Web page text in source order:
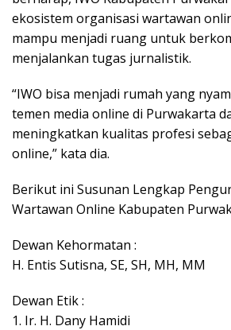
ekosistem organisasi wartawan
mampu menjadi ruang untuk
menjalankan tugas jurnalistik.
“IWO bisa menjadi rumah yang
temen media online di Purwakarta
meningkatkan kualitas profesi
online,” kata dia.
Berikut ini Susunan Lengkap
Wartawan Online Kabupaten
Dewan Kehormatan :
H. Entis Sutisna, SE, SH, MH, MM
Dewan Etik :
1. Ir. H. Dany Hamidi